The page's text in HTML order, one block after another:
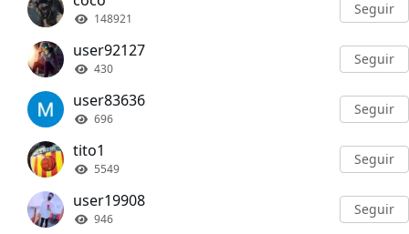
148921
Seguir
user92127
430
Seguir
user83636
696
Seguir
tito1
5549
Seguir
user19908
946
Seguir